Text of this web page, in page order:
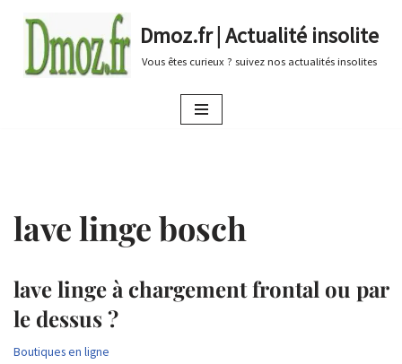
au
Dmoz.fr | Actualité insolite
Vous êtes curieux ? suivez nos actualités insolites
lave linge bosch
lave linge à chargement frontal ou par
le dessus ?
Boutiques en ligne